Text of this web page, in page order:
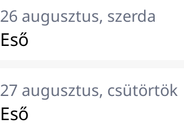
26 augusztus, szerda
Eső
27 augusztus, csütörtök
Eső